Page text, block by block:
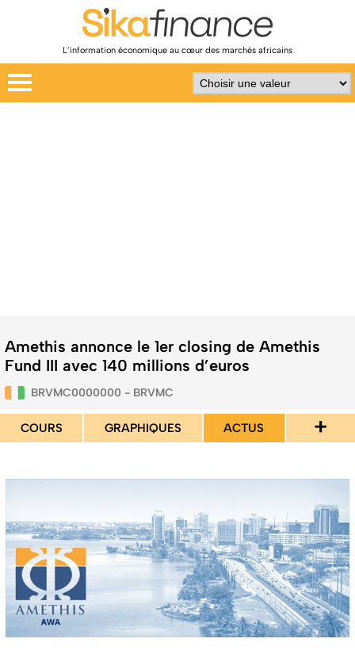
L’information économique au cœur des marchés africains
Amethis annonce le 1er closing de Amethis
Fund III avec 140 millions d’euros
BRVMC0000000 - BRVMC
COURS GRAPHIQUES ACTUS +